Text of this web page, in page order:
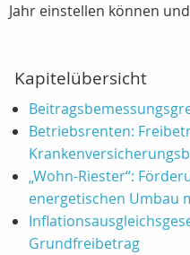
Jahr einstellen können
Kapitelübersicht
Betriebsrenten:
„Wohn-Riester“:
energetischen Umbau
Grundfreibetrag